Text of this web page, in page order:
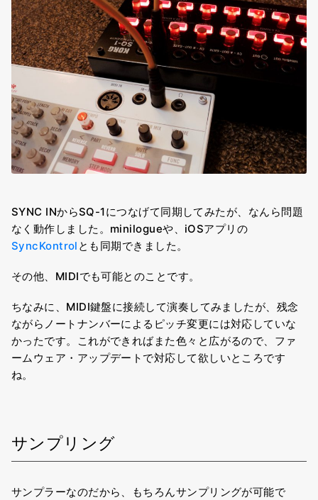
SYNC INからSQ-1につなげて同期してみたが、なんら問題
なく動作しました。minilogueや、iOSアプリの
SyncKontrol とも同期できました。
その他、MIDIでも可能とのことです。
ちなみに、MIDI鍵盤に接続して演奏してみましたが、残念
ながらノートナンバーによるピッチ変更には対応していな
かったです。これができればまた色々と広がるので、ファ
ームウェア・アップデートで対応して欲しいところです
ね。
サンプリング
サンプラーなのだから、もちろんサンプリングが可能で